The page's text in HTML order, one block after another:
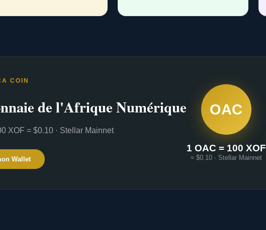
COIN
de l'Afrique Numérique
XOF = $0.10 · Stellar Mainnet
Wallet
OAC
1 OAC = 100 XOF
≈ $0.10 · Stellar Mainnet